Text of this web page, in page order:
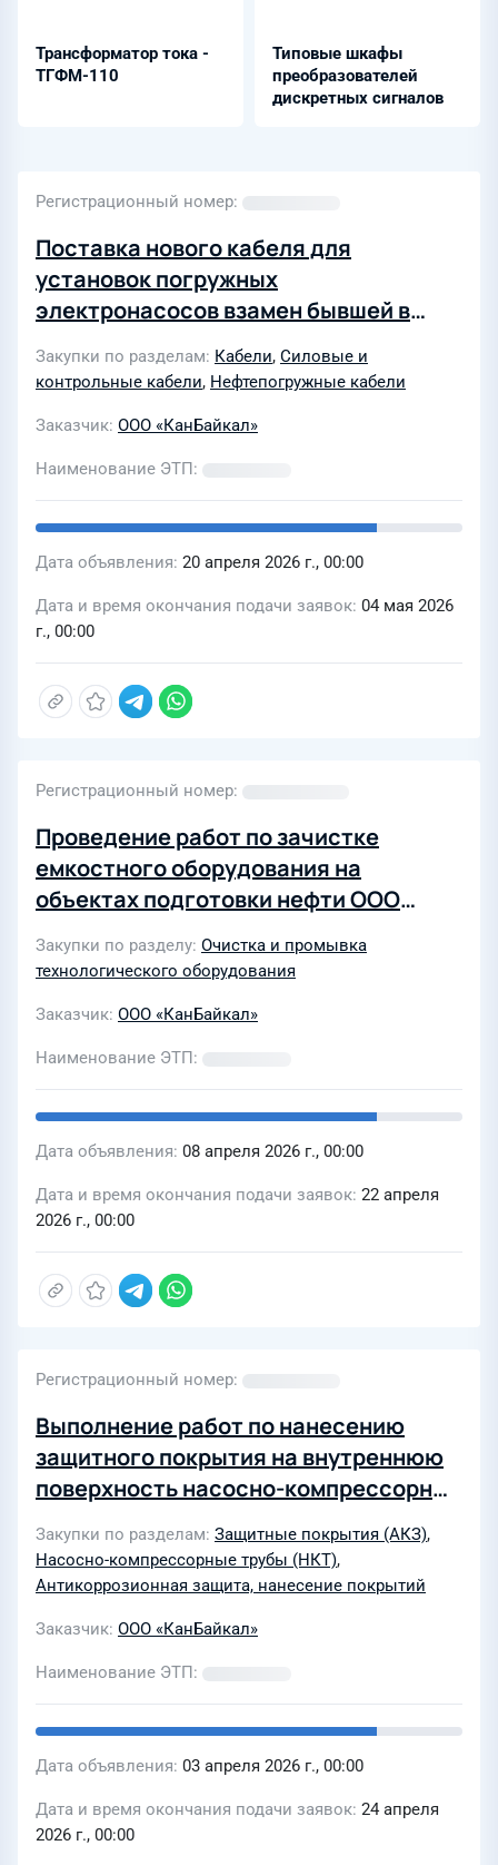
Трансформатор тока -
ТГФМ-110
Типовые шкафы
преобразователей
дискретных сигналов
Регистрационный номер
Поставка нового кабеля для
установок погружных
электронасосов взамен бывшей в
употреблении кабельно-
проводниковой продукции,
«КанБайкал»
Закупки по разделам Кабели, Силовые и
контрольные кабели, Нефтепогружные кабели
Заказчик ООО «КанБайкал»
Наименование ЭТП
Дата объявления 20 апреля 2026 г., 00:00
Дата и время окончания подачи заявок 04 мая 2026
г., 00:00
Регистрационный номер
Проведение работ по зачистке
емкостного оборудования на
объектах подготовки нефти ООО
Закупки по разделу Очистка и промывка
технологического оборудования
Заказчик ООО «КанБайкал»
Наименование ЭТП
Дата объявления 08 апреля 2026 г., 00:00
Дата и время окончания подачи заявок 22 апреля
2026 г., 00:00
Регистрационный номер
Выполнение работ по нанесению
защитного покрытия на внутреннюю
поверхность насосно-компрессорных
труб, для дальнейшей эксплуатации
по прямому назначению в скважинах
на объектах нефтедобычи ООО
Закупки по разделам Защитные покрытия (АКЗ),
Насосно-компрессорные трубы (НКТ),
Антикоррозионная защита, нанесение покрытий
Заказчик ООО «КанБайкал»
Наименование ЭТП
Дата объявления 03 апреля 2026 г., 00:00
Дата и время окончания подачи заявок 24 апреля
2026 г., 00:00